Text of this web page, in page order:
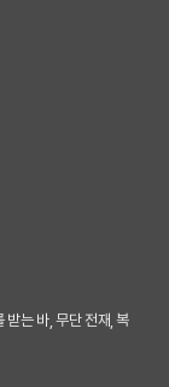
는 바, 무단 전재, 복